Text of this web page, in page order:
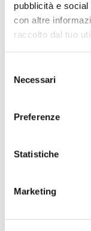
pubblicità e
con altre
raccolto dal tuo
delNecessari
Preferenze
Statistiche
Marketing